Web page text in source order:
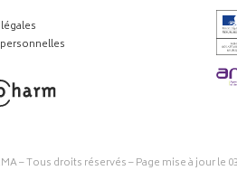
– Tous droits réservés – Page mise à jour le